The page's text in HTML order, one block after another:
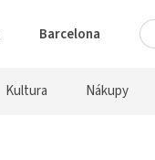
Barcelona
Kultura Nákupy